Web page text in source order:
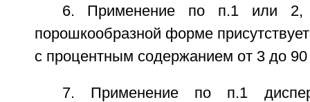
6. Применение по п.1 или 2,
порошкообразной форме
с процентным содержанием от 3 до
7. Применение по п.1